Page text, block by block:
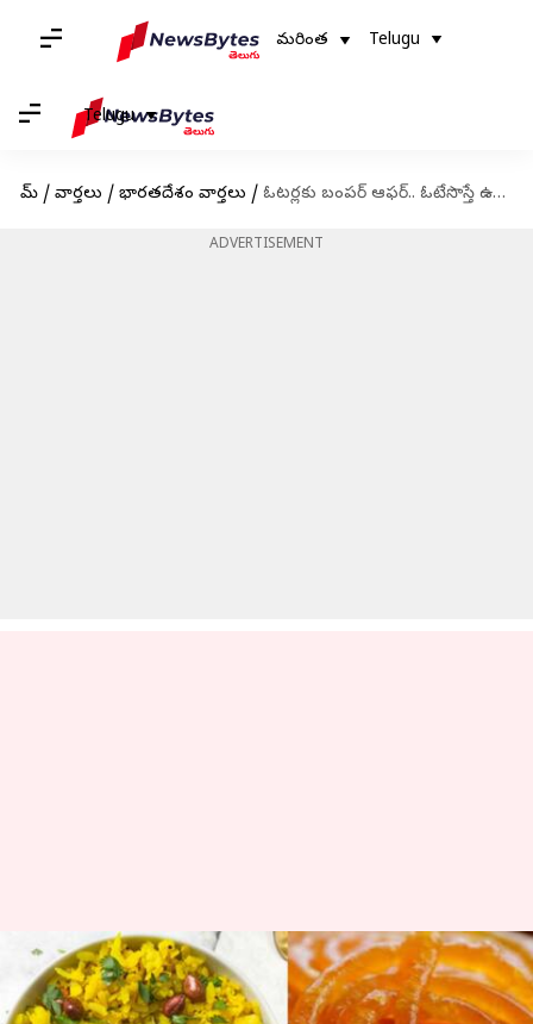
మరింత Telugu
Telugu
హోమ్ / వార్తలు / భారతదేశం వార్తలు / ఓటర్లకు బంపర్ ఆఫర్.. ఓటేసొస్తే ఉచితంగా పోహా, జిలేబీ
ADVERTISEMENT
ఓటర్లకు బంపర్ ఆఫర్.. ఓటేసొస్తే
ఉచితంగా పోహా, జిలేబీ